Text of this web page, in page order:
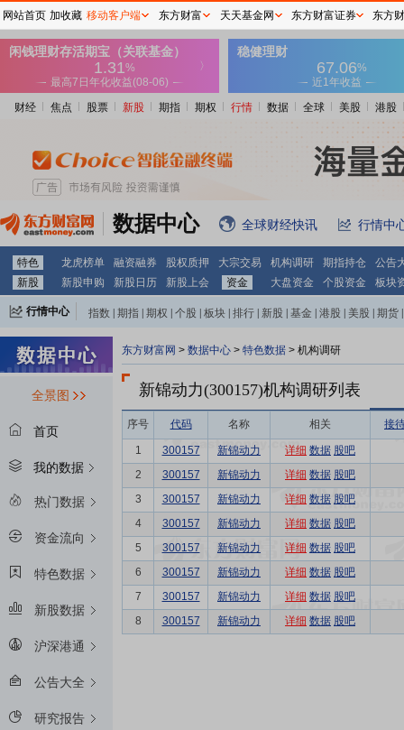
财经 焦点 股票 新股 期指 期权 行情 数据 全球 美股 港股
数据中心 全球财经快讯 行情中
特色 龙虎榜单 融资融券 股权质押 大宗交易 机构调研 期指持仓
公告
新股
新股申购 新股日历 新股上会 资金 大盘资金 个股资金 板块
行情中心 指数 期指 期权 个股 板块 排行 新股 基金 港股 美股 期货
全景图
首页
我的数据
热门数据
资金流向
特色数据
新股数据
沪深港通
公告大全
研究报告
东方财富网 > 数据中心 > 特色数据 > 机构调研
新锦动力(300157)机构调研列表
序号 代码 名称 相关 接
1 300157 新锦动力 详细 数据 股吧
2
300157 新锦动力 详细 数据 股吧
3
300157 新锦动力 详细 数据 股吧
4
300157 新锦动力 详细 数据 股吧
5
300157 新锦动力 详细 数据 股吧
6
300157 新锦动力 详细 数据 股吧
7
300157 新锦动力 详细 数据 股吧
8
300157 新锦动力 详细 数据 股吧
网站首页 加收藏 移动客户端 东方财富 天天基金网 东方财富证券 东方